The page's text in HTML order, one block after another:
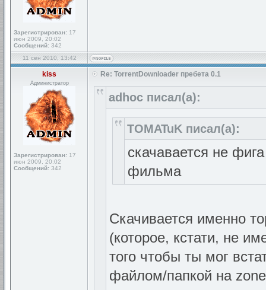
Зарегистрирован: 17
июн 2009, 20:02
Сообщений: 342
11 сен 2010, 13:42
kiss
Администратор
Зарегистрирован: 17
июн 2009, 20:02
Сообщений: 342
Re: TorrentDownloader пребета 0.1
adhoc писал(а):
TOMATuK писал(а):
скачавается не
фильма
Скачивается именно
(которое, кстати, не
того чтобы ты мог
файлом/папкой на